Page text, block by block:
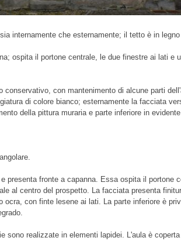
internamente che esternamente; il tetto è in
ospita il portone centrale, le due finestre ai lati e
conservativo, con mantenimento di alcune parti
di colore bianco; esternamente la facciata
della pittura muraria e parte inferiore in
presenta fronte a capanna. Essa ospita il portone
al centro del prospetto. La facciata presenta
ocra, con finte lesene ai lati. La parte inferiore è
sono realizzate in elementi lapidei. L'aula è